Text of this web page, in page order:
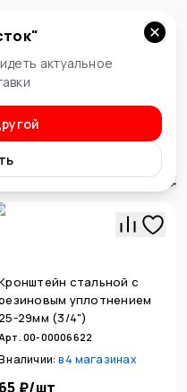
"
актуальное
стальной с
уплотнением
25-29мм (3/4")
Арт. 00-00006622
наличии: в4 магазинах
65 ₽/шт